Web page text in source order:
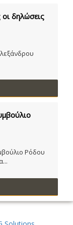
δηλώσεις
Ρόδου